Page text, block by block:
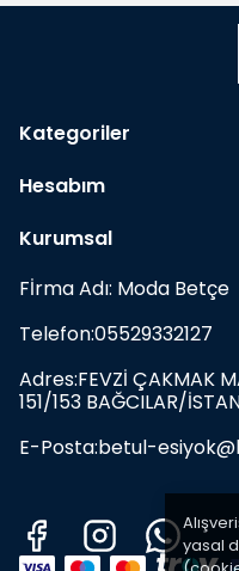
yasal
Kategoriler
Hesabım
Kurumsal
Fİrma Adı: Moda Betçe
Telefon:05529332127
Adres:FEVZİ ÇAKMAK
151/153 BAĞCILAR/
E-Posta:betul-